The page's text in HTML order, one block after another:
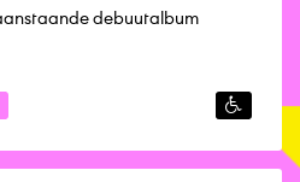
debuutalbum